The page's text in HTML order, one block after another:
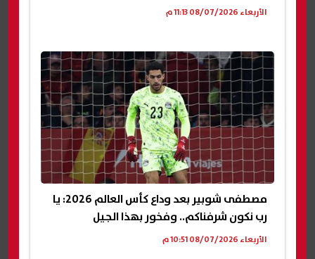
الأربعاء 08/07/2026 11:13 م
مصطفى شوبير بعد وداع كأس العالم 2026: يا
رب نكون شرفناكم.. وفخور بهذا الجيل
الأربعاء 08/07/2026 10:51 م